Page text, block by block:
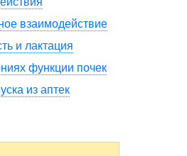
взаимодействие
и лактация
функции почек
из аптек